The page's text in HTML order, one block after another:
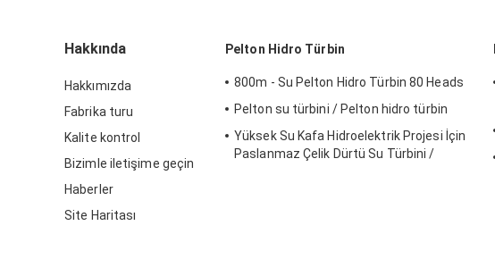
Hakkında
Hakkımızda
Fabrika turu
Kalite kontrol
Bizimle iletişime geçin
Haberler
Site Haritası
Pelton Hidro Türbin
800m - Su Pelton Hidro Türbin 80 Heads
Pelton su türbini / Pelton hidro türbin
Yüksek Su Kafa Hidroelektrik Projesi İçin
Paslanmaz Çelik Dürtü Su Türbini /